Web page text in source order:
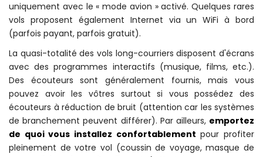
uniquement avec le « mode avion » activé. Quelques rares
vols proposent également Internet via un WiFi à bord
(parfois payant, parfois gratuit).
La quasi-totalité des vols long-courriers disposent d'écrans
avec des programmes interactifs (musique, films, etc.).
Des écouteurs sont généralement fournis, mais vous
pouvez avoir les vôtres surtout si vous possédez des
écouteurs à réduction de bruit (attention car les systèmes
de branchement peuvent différer). Par ailleurs, emportez
de quoi vous installez confortablement pour profiter
pleinement de votre vol (coussin de voyage, masque de